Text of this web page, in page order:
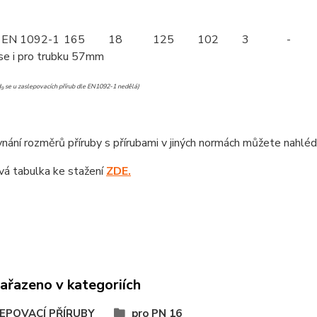
EN 1092-1 165 18 125 102 3
-
i pro trubku 57mm
9se u zaslepovacích přírub dle EN1092-1 nedělá)
rozměrů příruby s přírubami v jiných normách můžete
tabulka ke staženíZDE.
v kategoriích
PŘÍRUBY pro PN 16